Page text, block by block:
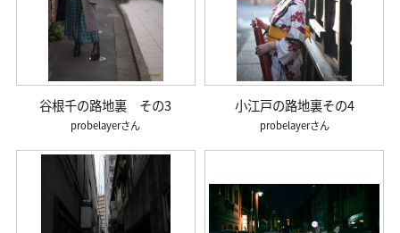
谷根千の路地裏 その3
probelayer
小江戸の路地裏その4
probelayer